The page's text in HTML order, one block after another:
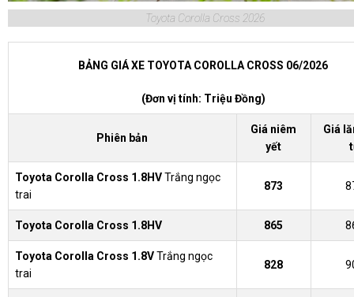
Toyota Corolla Cross 2026
BẢNG GIÁ XE TOYOTA COROLLA CROSS 06/2026
(Đơn vị tính: Triệu Đồng)
Phiên bản
Giá niêm
yết
Giá
Toyota Corolla Cross 1.8HVTrắng ngọc
trai
873
Toyota Corolla Cross 1.8HV 865
Toyota Corolla Cross 1.8VTrắng ngọc
trai
828